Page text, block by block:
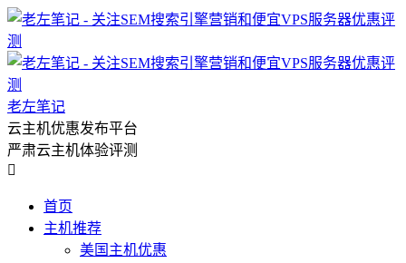
老左笔记
云主机优惠发布平台
严肃云主机体验评测

首页
主机推荐
美国主机优惠